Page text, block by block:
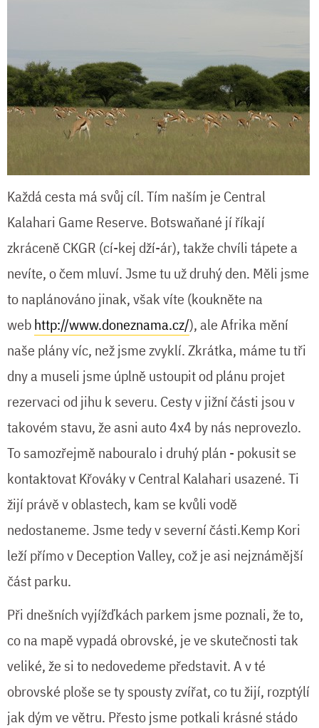
Každá cesta má svůj cíl. Tím naším je Central
Kalahari Game Reserve. Botswaňané jí říkají
zkráceně CKGR (cí-kej dží-ár), takže chvíli tápete a
nevíte, o čem mluví. Jsme tu už druhý den. Měli jsme
to naplánováno jinak, však víte (koukněte na
webhttp://www.doneznama.cz/), ale Afrika mění
naše plány víc, než jsme zvyklí. Zkrátka, máme tu tři
dny a museli jsme úplně ustoupit od plánu projet
rezervaci od jihu k severu. Cesty v jižní části jsou v
takovém stavu, že asni auto 4x4 by nás neprovezlo.
To samozřejmě nabouralo i druhý plán - pokusit se
kontaktovat Křováky v Central Kalahari usazené. Ti
žijí právě v oblastech, kam se kvůli vodě
nedostaneme. Jsme tedy v severní části.Kemp Kori
leží přímo v Deception Valley, což je asi nejznámější
část parku.
Při dnešních vyjížďkách parkem jsme poznali, že to,
co na mapě vypadá obrovské, je ve skutečnosti tak
veliké, že si to nedovedeme představit. A v té
obrovské ploše se ty spousty zvířat, co tu žijí, rozptýlí
jak dým ve větru. Přesto jsme potkali krásné stádo